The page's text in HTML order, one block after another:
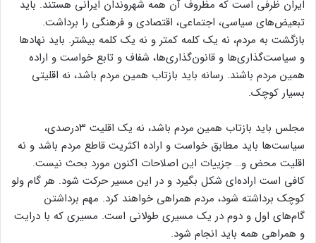
ایران ظرفی است که مظروف آن همه شهروندان ایرانی هستند. باید
تبعیض‌های سیاسی، اجتماعی، اقتصادی و فرهنگی را برداشت.
بازگشت به مردم، نه یک کلمه کمتر و نه یک کلمه بیشتر. باید نهادها
و سیاست‌گذاری‌ها و قانون‌گذاری‌ها، شفاف و تابع خواست و اراده
همین مردم باشند. رسانه باید بازتاب همین مردم باشد، نه اقلیتی
بسیار کوچک.
مجلس باید بازتاب همین مردم باشد، نه یک اقلیت ۳درصدی،
سیاست‌ها باید مطابق خواست و اراده اکثریت قاطع مردم باشد و نه
اقلیت محض و… جزییات این اصلاحات اکنون مورد بحث نیست.
کافی است اراده‌ای شکل بگیرد و در این مسیر حرکت شود. هر گام ولو
کوچک برداشته شود، مردم همراهی خواهند کرد. مهم برداشتن
گام‌های اول و دوم در یک مسیری طولانی است. مسیری که با درایت
و همراهی همه باید انجام شود.